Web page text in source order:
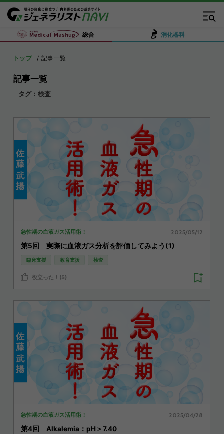
総合 消化器科
トップ 記事一覧
記事一覧
タグ：検査
急性期の血液ガス活用術！ 2025/05/12
第5回 実際に血液ガス分析を評価してみよう(1)
臨床支援 教育支援 検査
役立った！(5)
急性期の血液ガス活用術！ 2025/04/28
第4回 Alkalemia：pH＞7.40